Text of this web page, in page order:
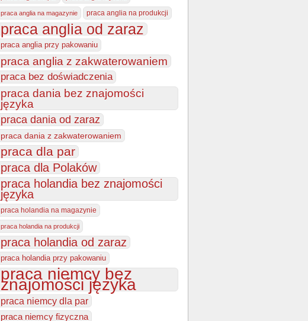
praca anglia na magazynie praca anglia na produkcji
praca anglia od zaraz
praca anglia przy pakowaniu
praca anglia z zakwaterowaniem
praca bez doświadczenia
praca dania bez znajomości
języka
praca dania od zaraz
praca dania z zakwaterowaniem
praca dla par
praca dla Polaków
praca holandia bez znajomości
języka
praca holandia na magazynie
praca holandia na produkcji
praca holandia od zaraz
praca holandia przy pakowaniu
praca niemcy bez
znajomości języka
praca niemcy dla par
praca niemcy fizyczna